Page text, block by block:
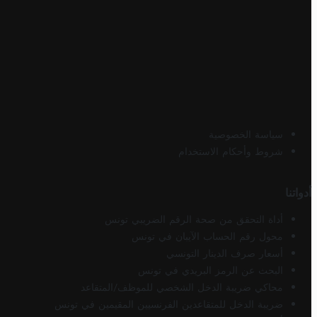
سياسة الخصوصية
شروط وأحكام الاستخدام
أدواتنا
أداة التحقق من صحة الرقم الضريبي تونس
محول رقم الحساب الآيبان في تونس
أسعار صرف الدينار التونسي
البحث عن الرمز البريدي في تونس
محاكي ضريبة الدخل الشخصي للموظف/المتقاعد
ضريبة الدخل للمتقاعدين الفرنسيين المقيمين في تونس